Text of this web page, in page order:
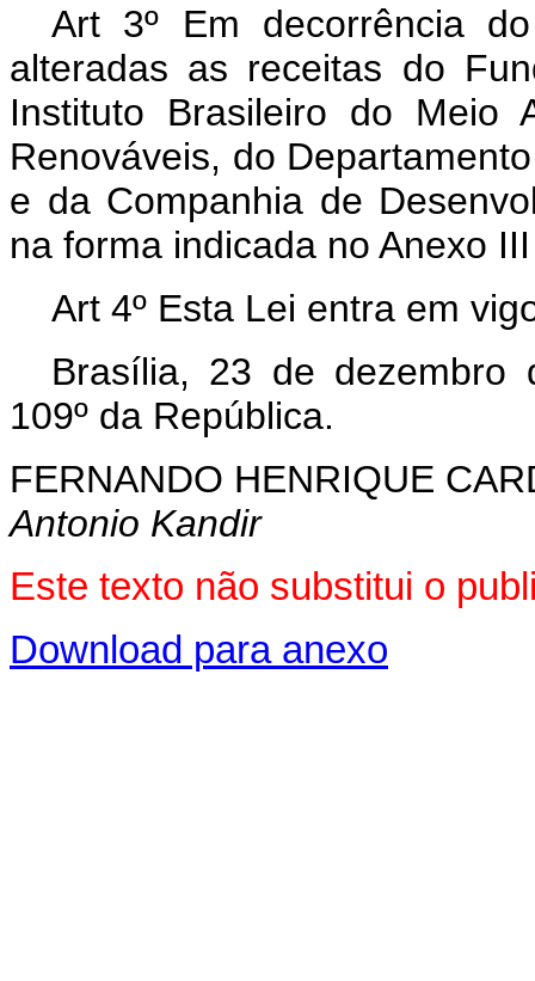
Art 3º Em decorrência
alteradas as receitas do
Instituto Brasileiro do Meio
Renováveis, do
e da Companhia de
na forma indicada no Anexo
Art 4º Esta Lei entra em
Brasília, 23 de dezembro
109º da República.
FERNANDO HENRIQUE
Antonio Kandir
Este texto não substitui o
Download para anexo